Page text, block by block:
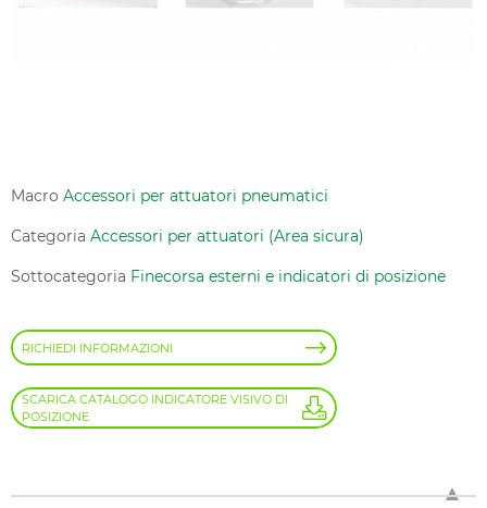
Macro Accessori per attuatori pneumatici
Categoria Accessori per attuatori (Area sicura)
Sottocategoria Finecorsa esterni e indicatori di posizione
RICHIEDI INFORMAZIONI
SCARICA CATALOGO INDICATORE VISIVO DI
POSIZIONE